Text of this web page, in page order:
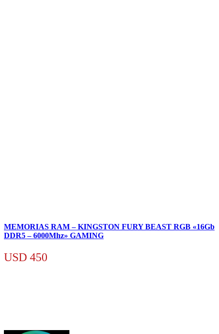
MEMORIAS RAM – KINGSTON FURY BEAST RGB «16Gb
DDR5 – 6000Mhz» GAMING
USD 450